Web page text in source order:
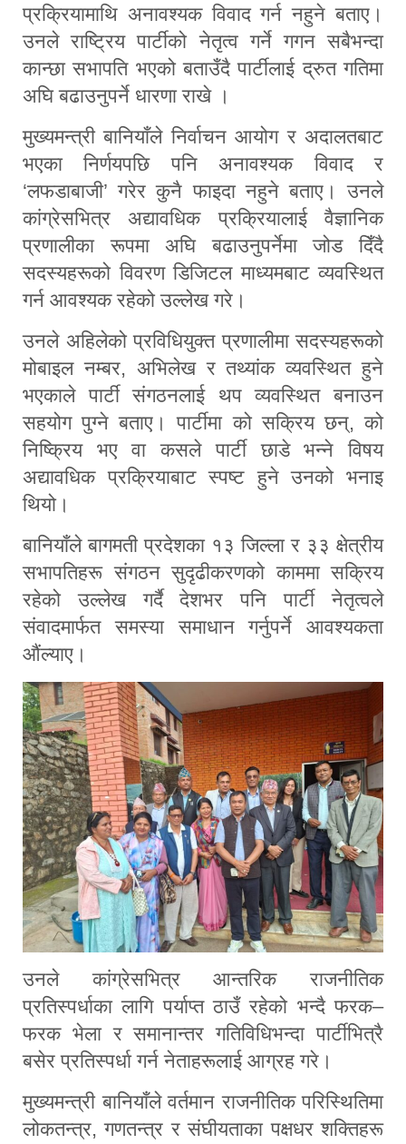
प्रक्रियामाथि अनावश्यक विवाद गर्न नहुने बताए।
उनले राष्ट्रिय पार्टीको नेतृत्व गर्ने गगन सबैभन्दा
कान्छा सभापति भएको बताउँदै पार्टीलाई द्रुत गतिमा
अघि बढाउनुपर्ने धारणा राखे ।
मुख्यमन्त्री बानियाँले निर्वाचन आयोग र अदालतबाट
भएका निर्णयपछि पनि अनावश्यक विवाद र
‘लफडाबाजी’ गरेर कुनै फाइदा नहुने बताए। उनले
कांग्रेसभित्र अद्यावधिक प्रक्रियालाई वैज्ञानिक
प्रणालीका रूपमा अघि बढाउनुपर्नेमा जोड दिँदै
सदस्यहरूको विवरण डिजिटल माध्यमबाट व्यवस्थित
गर्न आवश्यक रहेको उल्लेख गरे।
उनले अहिलेको प्रविधियुक्त प्रणालीमा सदस्यहरूको
मोबाइल नम्बर, अभिलेख र तथ्यांक व्यवस्थित हुने
भएकाले पार्टी संगठनलाई थप व्यवस्थित बनाउन
सहयोग पुग्ने बताए। पार्टीमा को सक्रिय छन्, को
निष्क्रिय भए वा कसले पार्टी छाडे भन्ने विषय
अद्यावधिक प्रक्रियाबाट स्पष्ट हुने उनको भनाइ
थियो।
बानियाँले बागमती प्रदेशका १३ जिल्ला र ३३ क्षेत्रीय
सभापतिहरू संगठन सुदृढीकरणको काममा सक्रिय
रहेको उल्लेख गर्दै देशभर पनि पार्टी नेतृत्वले
संवादमार्फत समस्या समाधान गर्नुपर्ने आवश्यकता
औंल्याए।
उनले कांग्रेसभित्र आन्तरिक राजनीतिक
प्रतिस्पर्धाका लागि पर्याप्त ठाउँ रहेको भन्दै फरक–
फरक भेला र समानान्तर गतिविधिभन्दा पार्टीभित्रै
बसेर प्रतिस्पर्धा गर्न नेताहरूलाई आग्रह गरे।
मुख्यमन्त्री बानियाँले वर्तमान राजनीतिक परिस्थितिमा
लोकतन्त्र, गणतन्त्र र संघीयताका पक्षधर शक्तिहरू